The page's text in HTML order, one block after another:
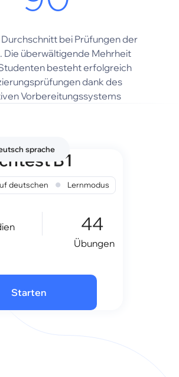
bei Prüfungen der
Die überwältigende Mehrheit
besteht erfolgreich
dank des
Vorbereitungssystems
sprache
B1
deutschen • Lernmodus
44
Übungen
Starten